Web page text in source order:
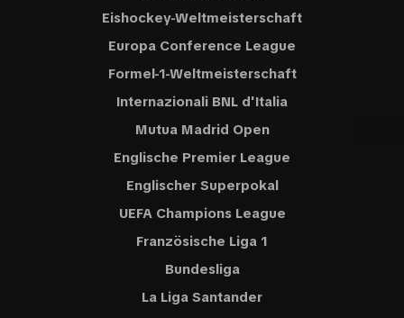
Eishockey-Weltmeisterschaft
Europa Conference League
Formel-1-Weltmeisterschaft
Internazionali BNL d'Italia
Mutua Madrid Open
Englische Premier League
Englischer Superpokal
UEFA Champions League
Französische Liga 1
Bundesliga
La Liga Santander